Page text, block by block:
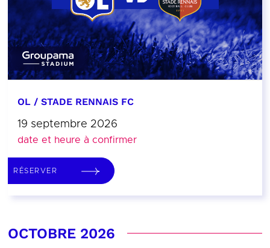
OL / STADE RENNAIS FC
19 septembre 2026
date et heure à confirmer
RÉSERVER
OCTOBRE 2026